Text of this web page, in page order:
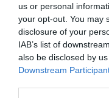
us or personal
your opt-out. You may
disclosure of your
IAB’s list of
also be disclosed by
Downstream